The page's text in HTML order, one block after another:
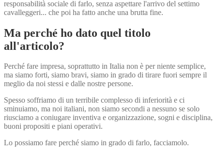
responsabilità sociale di farlo, senza aspettare l'arrivo del settimo
cavalleggeri... che poi ha fatto anche una brutta fine.
Ma perché ho dato quel titolo
all'articolo?
Perché fare impresa, soprattutto in Italia non è per niente semplice,
ma siamo forti, siamo bravi, siamo in grado di tirare fuori sempre il
meglio da noi stessi e dalle nostre persone.
Spesso soffriamo di un terribile complesso di inferiorità e ci
sminuiamo, ma noi italiani, non siamo secondi a nessuno se solo
riusciamo a coniugare inventiva e organizzazione, sogni e disciplina,
buoni propositi e piani operativi.
Lo possiamo fare perché siamo in grado di farlo, facciamolo.